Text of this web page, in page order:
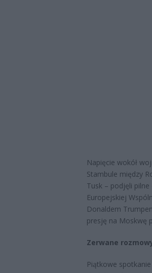
Napięcie wokół
Stambule między
Tusk – podjęli pilne
Europejskiej
Donaldem
presję na Moskwę
Zerwane
Piątkowe